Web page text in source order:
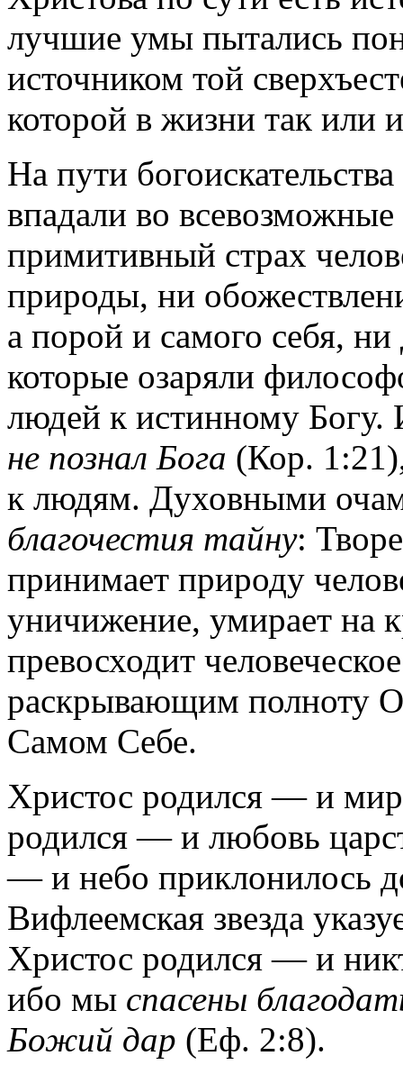
лучшие умы пытались
источником той
которой в жизни так или
На пути
впадали во
примитивный страх
природы, ни
а порой и самого себя,
которые озаряли
людей к истинному
не познал Бога (Кор.
к людям. Духовными
благочестия тайну:
принимает природу
уничижение, умирает на
превосходит
раскрывающим полноту
Самом Себе.
Христос родился — и
родился — и любовь
— и небо приклонилось
Вифлеемская звезда
Христос родился — и
ибо мы спасены
Божий дар (Еф. 2:8).